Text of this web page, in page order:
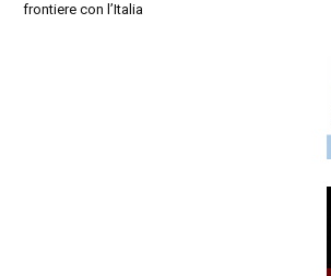
frontiere con l’Italia